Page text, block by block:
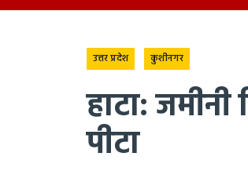
उत्तर प्रदेश कुशीनगर
हाटा:
पीटा